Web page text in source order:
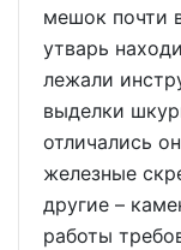
мешок почти
утварь
лежали
выделки
отличались
железные
другие –
работы